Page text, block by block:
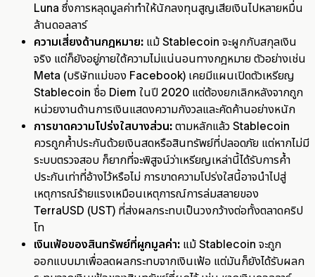
Luna ซึ่งการหลุดมูลค่าทำให้นักลงทุนสูญเสียเงินไปหลายหมื่น
ล้านดอลลาร์
ความเสี่ยงด้านกฎหมาย: แม้ Stablecoin จะผูกกับสกุลเงิน
จริง แต่ก็ยังอยู่ภายใต้ความไม่แน่นอนทางกฎหมาย ตัวอย่างเช่น
Meta (บริษัทแม่ของ Facebook) เคยมีแผนเปิดตัวเหรียญ
Stablecoin ชื่อ Diem ในปี 2020 แต่ต้องยกเลิกหลังจากถูก
หน่วยงานด้านการเงินแสดงความกังวลและคัดค้านอย่างหนัก
การขาดความโปร่งใสบางส่วน: ตามหลักแล้ว Stablecoin
ควรถูกค้ำประกันด้วยเงินสดหรือสินทรัพย์ที่ปลอดภัย แต่หากไม่มี
ระบบตรวจสอบ ก็ยากที่จะพิสูจน์ว่าเหรียญเหล่านี้ได้รับการค้ำ
ประกันเท่าที่อ้างไว้หรือไม่ การขาดความโปร่งใสนี้อาจนำไปสู่
เหตุการณ์ร้ายแรงเหมือนเหตุการณ์การล่มสลายของ
TerraUSD (UST) ที่ส่งผลกระทบเป็นวงกว้างต่อทั้งตลาดคริป
โท
เงินเฟ้อของสินทรัพย์ที่ผูกมูลค่า: แม้ Stablecoin จะถูก
ออกแบบมาเพื่อลดผลกระทบจากเงินเฟ้อ แต่มันก็ยังได้รับผลก